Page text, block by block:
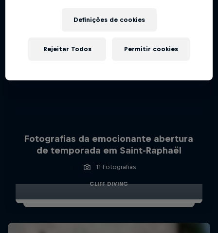
Fotografias da emocionante abertura
de temporada em Saint-Raphaël
11 Fotografias
CLIFF DIVING
Definições de cookies
Rejeitar Todos Permitir cookies